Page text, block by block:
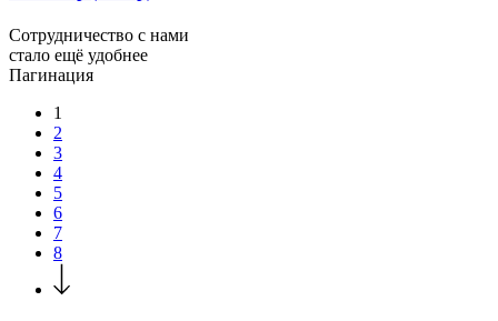
Сотрудничество с нами
стало ещё удобнее
Пагинация
1
2
3
4
5
6
7
8